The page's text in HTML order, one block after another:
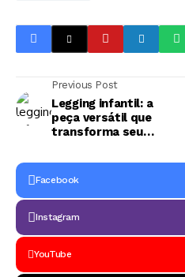
Previous Post
Legging infantil: a
peça versátil que
transforma seu
Facebook
Instagram
YouTube